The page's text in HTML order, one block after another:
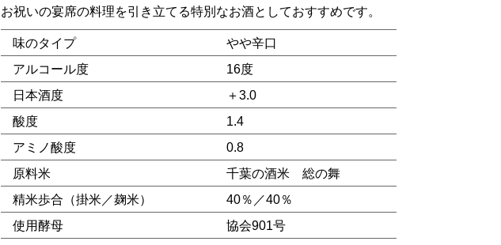
お祝いの宴席の料理を引き立てる特別なお酒としておすすめです。
味のタイプ
やや辛口
アルコール度
16度
日本酒度
＋3.0
酸度
1.4
アミノ酸度
0.8
原料米
千葉の酒米 総の舞
精米歩合（掛米／麹米）
40％／40％
使用酵母
協会901号